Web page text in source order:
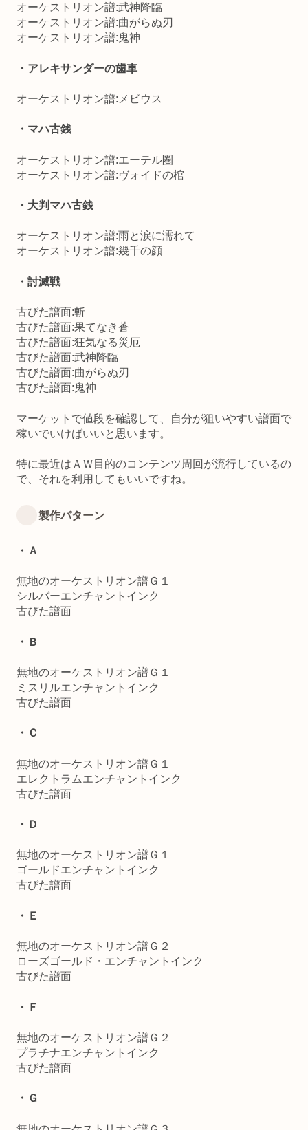
オーケストリオン譜:武神降臨
オーケストリオン譜:曲がらぬ刃
オーケストリオン譜:鬼神
・アレキサンダーの歯車
オーケストリオン譜:メビウス
・マハ古銭
オーケストリオン譜:エーテル圏
オーケストリオン譜:ヴォイドの棺
・大判マハ古銭
オーケストリオン譜:雨と涙に濡れて
オーケストリオン譜:幾千の顔
・討滅戦
古びた譜面:斬
古びた譜面:果てなき蒼
古びた譜面:狂気なる災厄
古びた譜面:武神降臨
古びた譜面:曲がらぬ刃
古びた譜面:鬼神
マーケットで値段を確認して、自分が狙いやすい譜面で
稼いでいけばいいと思います。
特に最近はＡＷ目的のコンテンツ周回が流行しているの
で、それを利用してもいいですね。
製作パターン
・Ａ
無地のオーケストリオン譜Ｇ１
シルバーエンチャントインク
古びた譜面
・Ｂ
無地のオーケストリオン譜Ｇ１
ミスリルエンチャントインク
古びた譜面
・Ｃ
無地のオーケストリオン譜Ｇ１
エレクトラムエンチャントインク
古びた譜面
・Ｄ
無地のオーケストリオン譜Ｇ１
ゴールドエンチャントインク
古びた譜面
・Ｅ
無地のオーケストリオン譜Ｇ２
ローズゴールド・エンチャントインク
古びた譜面
・Ｆ
無地のオーケストリオン譜Ｇ２
プラチナエンチャントインク
古びた譜面
・Ｇ